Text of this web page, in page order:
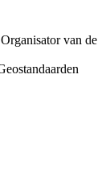
Organisator van de